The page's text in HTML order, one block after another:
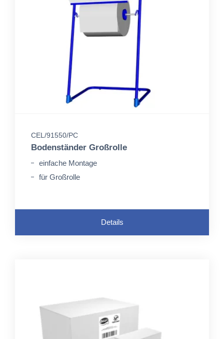
CEL/91550/PC
Bodenständer Großrolle
einfache Montage
für Großrolle
Details